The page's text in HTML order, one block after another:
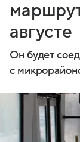
августе
Он будет
с